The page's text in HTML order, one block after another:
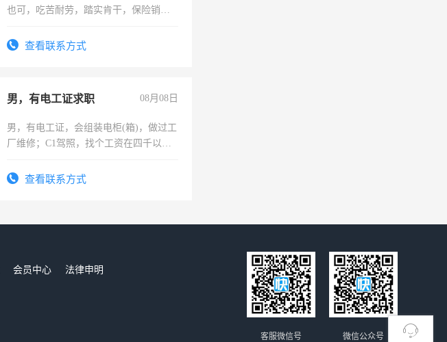
也可，吃苦耐劳，踏实肯干，保险销售
查看联系方式
男，有电工证求职 08月08日
男，有电工证，会组装电柜(箱)，做过工
厂维修；C1驾照，找个工资在四千以
电话查看联系方式
会员中心
法律申明
微信公众号
客服微信号